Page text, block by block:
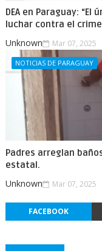
DEA en Paraguay:
luchar contra el
Unknown Mar 07, 2025
NOTICIAS DE PARAGUAY
Padres arreglan
estatal.
Unknown Mar 07, 2025
FACEBOOK